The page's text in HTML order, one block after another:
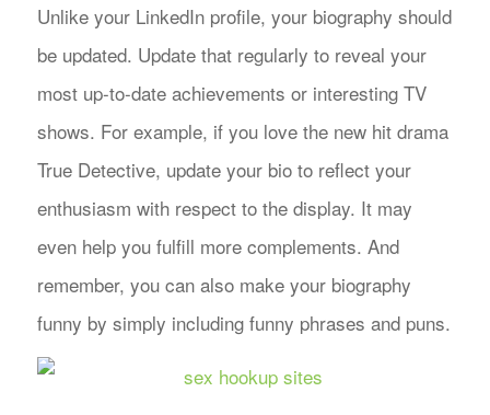
Unlike your LinkedIn profile, your biography should
be updated. Update that regularly to reveal your
most up-to-date achievements or interesting TV
shows. For example, if you love the new hit drama
True Detective, update your bio to reflect your
enthusiasm with respect to the display. It may
even help you fulfill more complements. And
remember, you can also make your biography
funny by simply including funny phrases and puns.